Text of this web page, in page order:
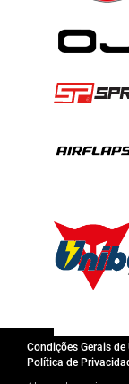
Condições Gerais
Política de